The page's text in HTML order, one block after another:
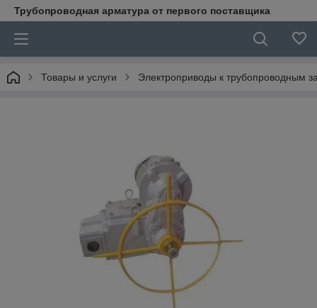
Трубопроводная арматура от первого поставщика
Товары и услуги Электроприводы к трубопроводным